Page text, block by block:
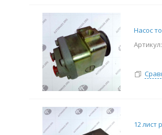
Насос
Артикул:
12 лист